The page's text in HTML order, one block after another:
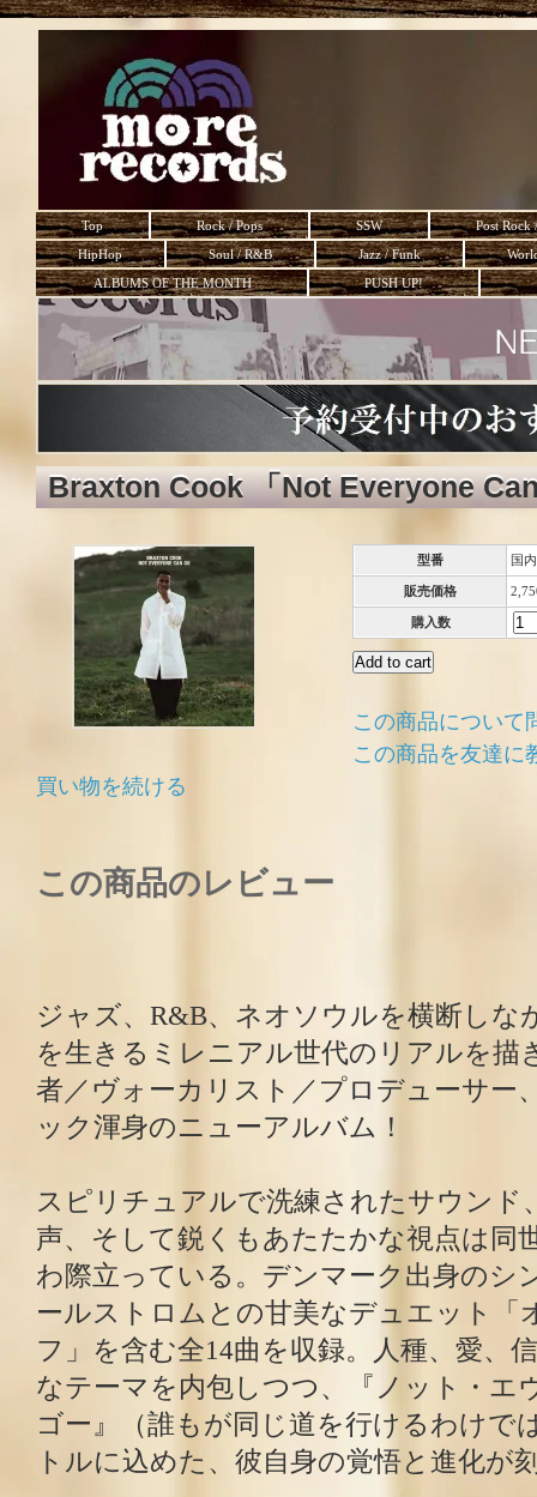
Top Rock / Pops SSW
Post Rock
HipHop
Soul / R&B Jazz / Funk
ALBUMS OF THE MONTH
PUSH UP!
Braxton Cook 「Not Everyone
型番 国
販売価格
購入数
この商品について
この商品を友達に
買い物を続ける
この商品のレビュー
ジャズ、R&B、ネオソウルを横断しな
を生きるミレニアル世代のリアルを描
者／ヴォーカリスト／プロデューサー
ック渾身のニューアルバム！
スピリチュアルで洗練されたサウンド
声、そして鋭くもあたたかな視点は同
わ際立っている。デンマーク出身のシ
ールストロムとの甘美なデュエット「
フ」を含む全14曲を収録。人種、愛、
なテーマを内包しつつ、『ノット・エ
ゴー』（誰もが同じ道を行けるわけで
トルに込めた、彼自身の覚悟と進化が